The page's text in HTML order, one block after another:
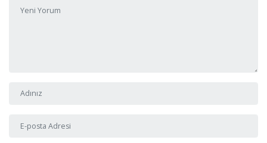
Adı ve Soyadı
E-posta Adresi